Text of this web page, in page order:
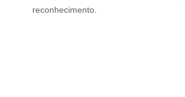
reconhecimento.